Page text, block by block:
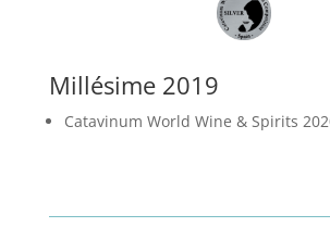
Millésime 2019
Catavinum World Wine & Spirits